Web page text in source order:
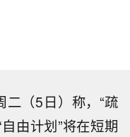
二（5日）称，“疏
由计划”将在短期